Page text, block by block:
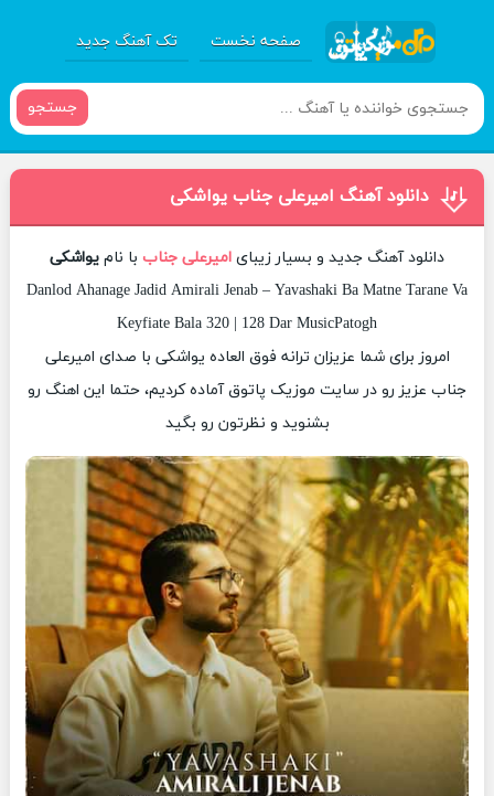
صفحه نخست تک آهنگ جدید
جستجو
دانلود آهنگ امیرعلی جناب یواشکی
دانلود آهنگ جدید و بسیار زیبای امیرعلی جناب با نام یواشکی
Danlod Ahanage Jadid Amirali Jenab – Yavashaki Ba Matne Tarane Va
Keyfiate Bala 320 | 128 Dar MusicPatogh
امروز برای شما عزیزان ترانه فوق العاده یواشکی با صدای امیرعلی
جناب عزیز رو در سایت موزیک پاتوق آماده کردیم، حتما این اهنگ رو
بشنوید و نظرتون رو بگید